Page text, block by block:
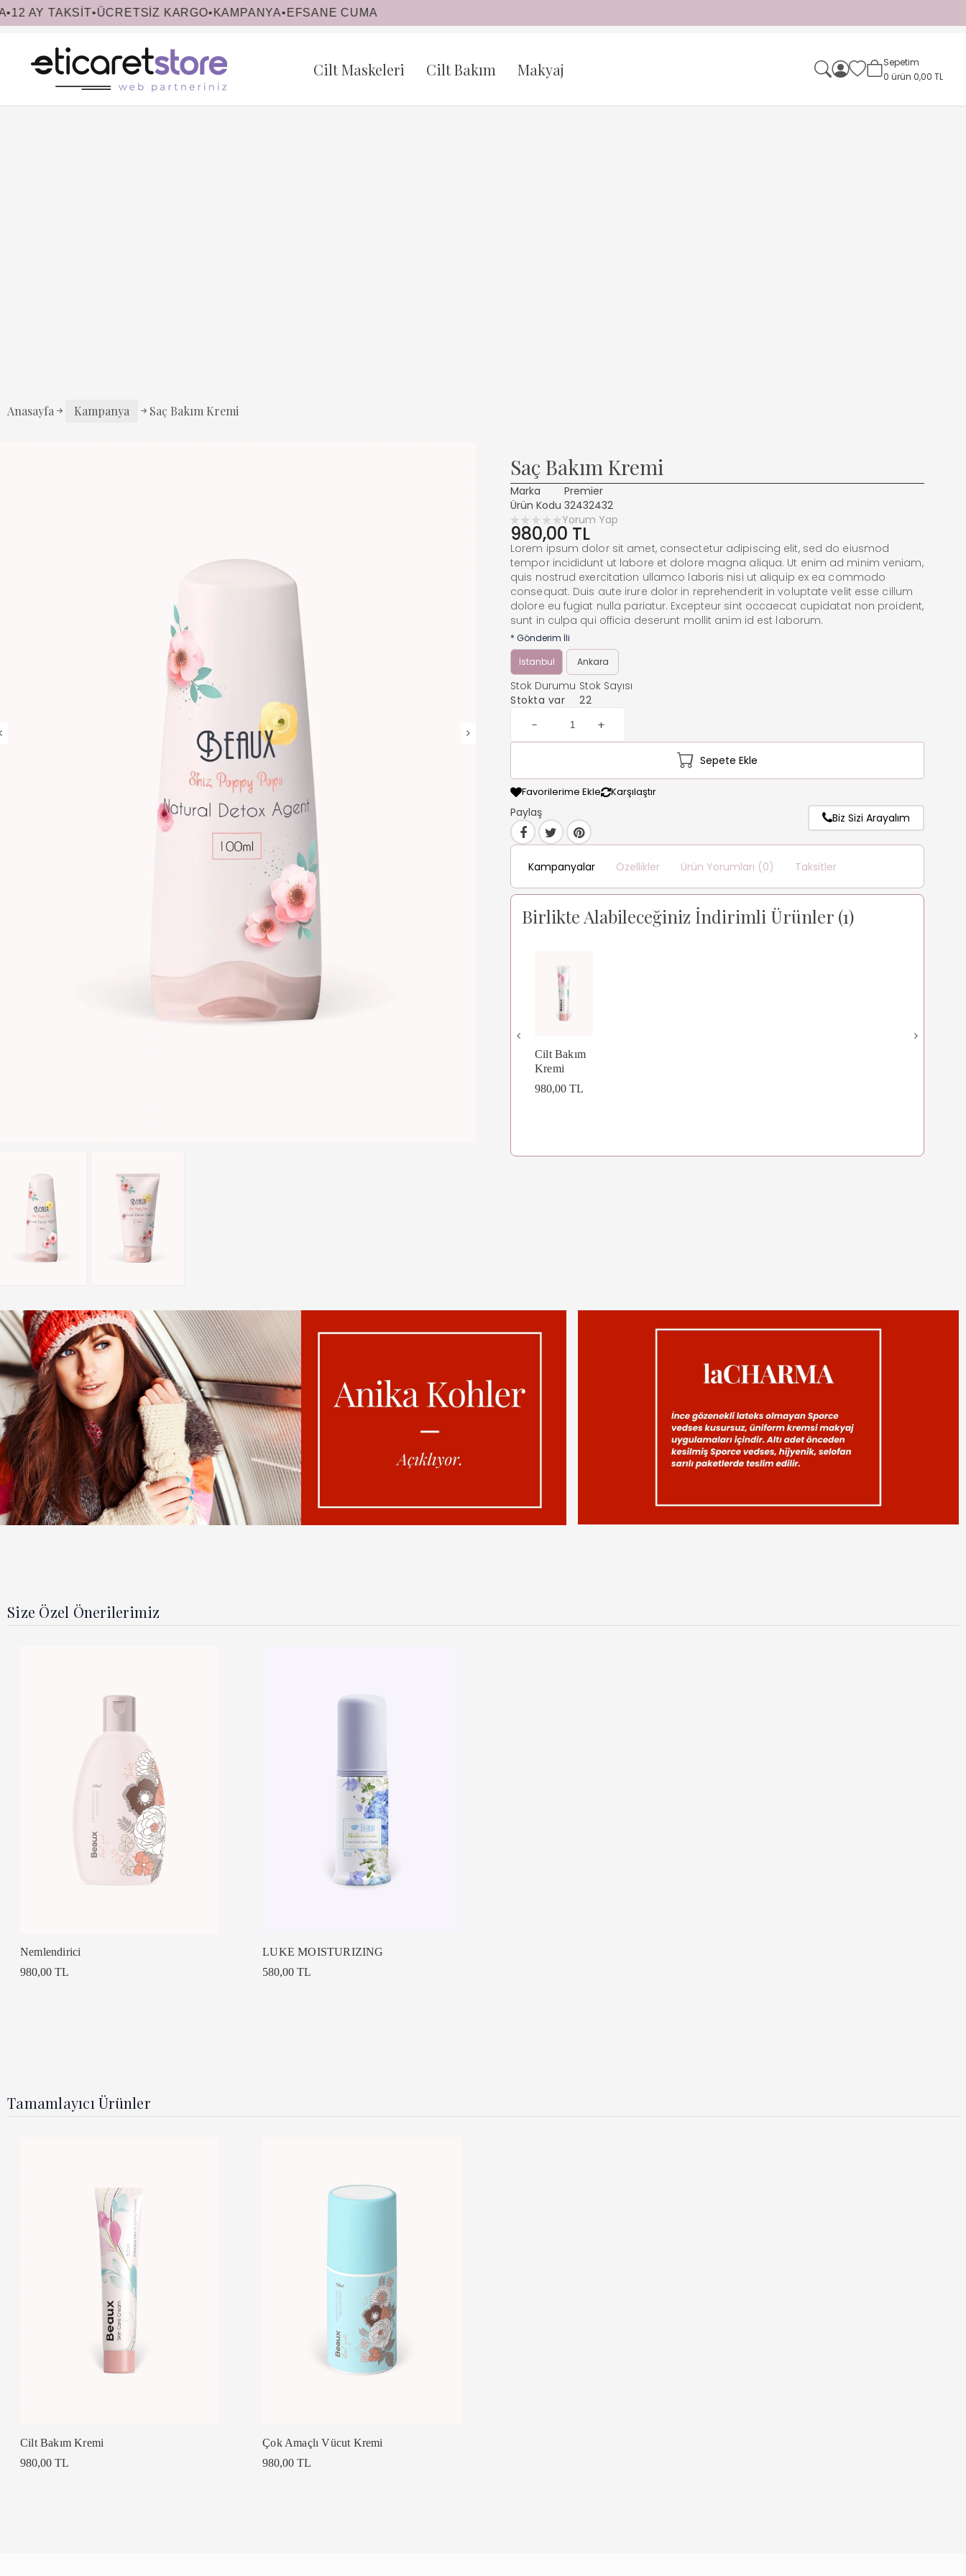
• ÜCRETSİZ KARGO•KAMPANYA•EFSANE CUMA
Cilt Maskeleri Cilt Bakım Makyaj
Sepetim
0 ürün 0,00 TL
Anasayfa Kampanya Saç Bakım Kremi
Saç Bakım Kremi
Marka
Premier
Ürün Kodu 32432432
Yorum Yap
980,00 TL
Lorem ipsum dolor sit amet, consectetur adipiscing elit, sed do eiusmod
tempor incididunt ut labore et dolore magna aliqua. Ut enim ad minim veniam,
quis nostrud exercitation ullamco laboris nisi ut aliquip ex ea commodo
consequat. Duis aute irure dolor in reprehenderit in voluptate velit esse cillum
dolore eu fugiat nulla pariatur. Excepteur sint occaecat cupidatat non proident,
sunt in culpa qui officia deserunt mollit anim id est laborum.
* Gönderim İli
İstanbul
Ankara
Stok Durumu
Stokta var
Stok Sayısı
22
- +
Sepete Ekle
Favorilerime Ekle Karşılaştır
Paylaş Biz Sizi Arayalım
Kampanyalar Özellikler Ürün Yorumları (0) Taksitler
Birlikte Alabileceğiniz İndirimli Ürünler (1)
Cilt Bakım
Kremi
980,00 TL
Size Özel Önerilerimiz
Nemlendirici
980,00 TL
LUKE MOISTURIZING
580,00 TL
Tamamlayıcı Ürünler
Cilt Bakım Kremi
980,00 TL
Çok Amaçlı Vücut Kremi
980,00 TL